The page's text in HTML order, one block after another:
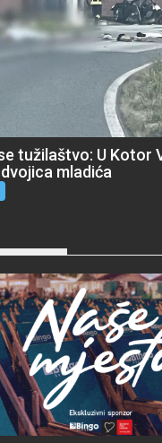
tužilaštvo: U Kotor
mladića